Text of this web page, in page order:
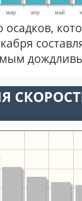
мар апр май
осадков,